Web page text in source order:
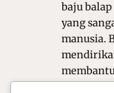
baju
yang
manusia.